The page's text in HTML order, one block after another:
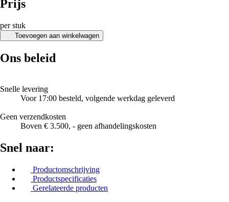
Prijs
per stuk
Toevoegen aan winkelwagen
Ons beleid
Snelle levering
Voor 17:00 besteld, volgende werkdag geleverd
Geen verzendkosten
Boven € 3.500, - geen afhandelingskosten
Snel naar:
Productomschrijving
Productspecificaties
Gerelateerde producten